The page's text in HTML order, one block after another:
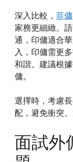
深入比較， 菲傭
家務更細緻。語
通，印傭適合
入，印傭需更
和諧。建議根
傭。
選擇時，考慮
配，避免衝突
面試外